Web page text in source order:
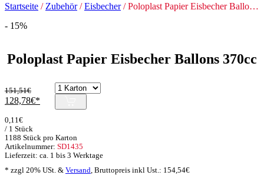
Startseite / Zubehör/Eisbecher/ Poloplast Papier Eisbecher Ballons 370cc
- 15%
Poloplast Papier Eisbecher Ballons 370cc
151,51€
Ursprünglicher
war:
151,51€
128,78€
Preis
1188 Stück pro Karton
* zzgl 20% USt. & Versand Bruttopreis inkl Ust.: 154,54€
Artikelnummer: SD1435
0,11 €
/ 1 Stück
Lieferzeit: ca. 1 bis 3 Werktage